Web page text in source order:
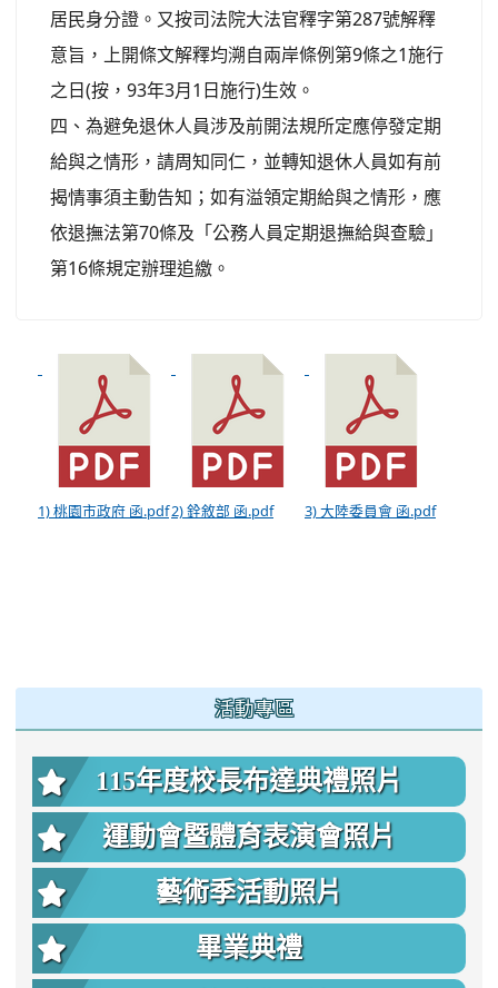
居民身分證。又按司法院大法官釋字第287號解釋
意旨，上開條文解釋均溯自兩岸條例第9條之1施行
之日(按，93年3月1日施行)生效。
四、為避免退休人員涉及前開法規所定應停發定期
給與之情形，請周知同仁，並轉知退休人員如有前
揭情事須主動告知；如有溢領定期給與之情形，應
依退撫法第70條及「公務人員定期退撫給與查驗」
第16條規定辦理追繳。
1) 桃園市政府 函.pdf2) 銓敘部 函.pdf 3) 大陸委員會 函.pdf
活動專區
115年度校長布達典禮照片
運動會暨體育表演會照片
藝術季活動照片
畢業典禮